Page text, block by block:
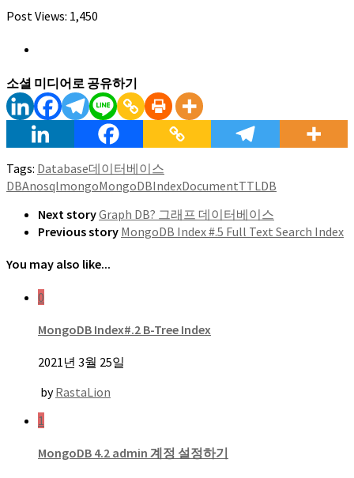
Post Views: 1,450
소셜 미디어로 공유하기
Tags: Database데이터베이스
DBAnosqlmongoMongoDBIndexDocumentTTLDB
Next storyGraph DB? 그래프 데이터베이스
Previous story MongoDB Index #.5 Full Text Search Index
You may also like...
0
MongoDB Index#.2 B-Tree Index
2021년 3월 25일
byRastaLion
1
MongoDB 4.2 admin 계정 설정하기